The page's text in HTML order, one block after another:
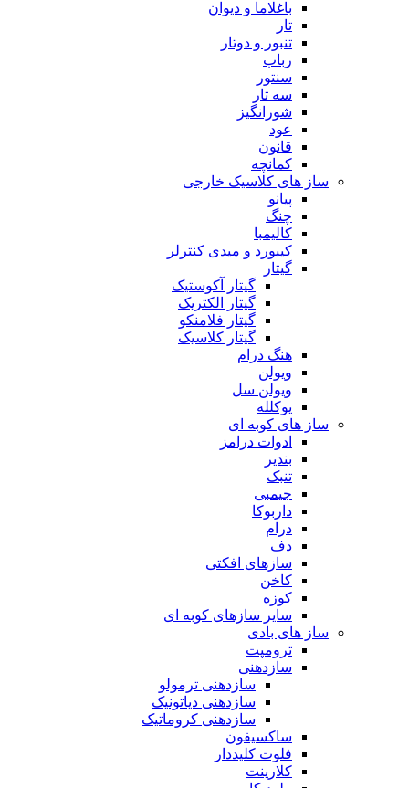
باغلاما و دیوان
تار
تنبور و دوتار
رباب
سنتور
سه تار
شورانگیز
عود
قانون
کمانچه
ساز های کلاسیک خارجی
پیانو
چنگ
کالیمبا
کیبورد و میدی کنترلر
گیتار
گیتار آکوستیک
گیتار الکتریک
گیتار فلامنکو
گیتار کلاسیک
هنگ درام
ویولن
ویولن سل
یوکلله
ساز های کوبه ای
ادوات درامز
بندیر
تنبک
جیمبی
داربوکا
درام
دف
سازهای افکتی
کاخن
کوزه
سایر سازهای کوبه ای
ساز های بادی
ترومپت
سازدهنی
سازدهنی ترمولو
سازدهنی دیاتونیک
سازدهنی کروماتیک
ساکسیفون
فلوت کلیددار
کلارینت